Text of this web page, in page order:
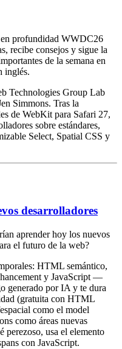
profundidad WWDC26
recibe consejos y sigue la
de la semana en
inglés.
Technologies Group Lab
Simmons. Tras la
de WebKit para Safari 27,
sobre estándares,
Select, Spatial CSS y
desarrolladores
aprender hoy los nuevos
el futuro de la web?
HTML semántico,
y JavaScript —
generado por IA y te dura
(gratuita con HTML
como el model
como áreas nuevas
perezoso, usa el elemento
con JavaScript.